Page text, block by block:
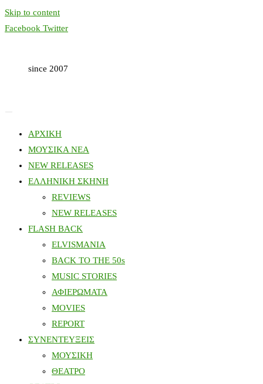
Skip to content
Facebook Twitter
since 2007
ΑΡΧΙΚΗ
ΜΟΥΣΙΚΑ ΝΕΑ
NEW RELEASES
ΕΛΛΗΝΙΚΗ ΣΚΗΝΗ
REVIEWS
NEW RELEASES
FLASH BACK
ELVISMANIA
BACK TO THE 50s
MUSIC STORIES
ΑΦΙΕΡΩΜΑΤΑ
MOVIES
REPORT
ΣΥΝΕΝΤΕΥΞΕΙΣ
ΜΟΥΣΙΚΗ
ΘΕΑΤΡΟ